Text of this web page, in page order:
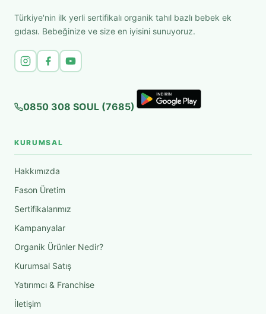
Türkiye'nin ilk yerli sertifikalı organik tahıl bazlı bebek ek
gıdası. Bebeğinize ve size en iyisini sunuyoruz.
0850 308 SOUL (7685)
KURUMSAL
Hakkımızda
Fason Üretim
Sertifikalarımız
Kampanyalar
Organik Ürünler Nedir?
Kurumsal Satış
Yatırımcı & Franchise
İletişim